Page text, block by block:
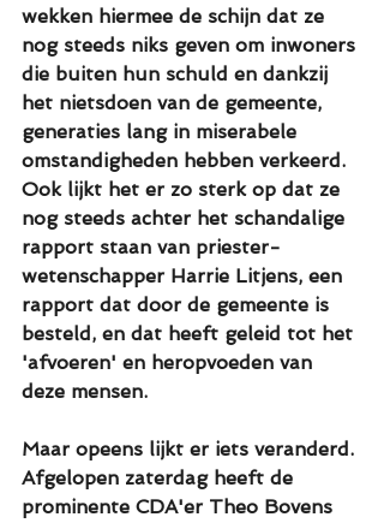
wekken hiermee de schijn dat ze
nog steeds niks geven om inwoners
die buiten hun schuld en dankzij
het nietsdoen van de gemeente,
generaties lang in miserabele
omstandigheden hebben verkeerd.
Ook lijkt het er zo sterk op dat ze
nog steeds achter het schandalige
rapport staan van priester-
wetenschapper Harrie Litjens, een
rapport dat door de gemeente is
besteld, en dat heeft geleid tot het
'afvoeren' en heropvoeden van
deze mensen.
Maar opeens lijkt er iets veranderd.
Afgelopen zaterdag heeft de
prominente CDA'er Theo Bovens